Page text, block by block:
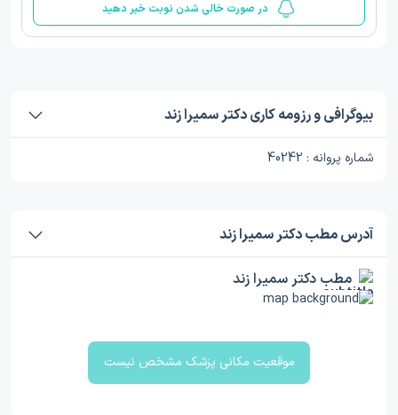
در صورت خالی شدن نوبت خبر دهید
بیوگرافی و رزومه کاری دکتر سمیرا زند
شماره پروانه : 40242
آدرس مطب دکتر سمیرا زند
مطب دکتر سمیرا زند
موقعیت مکانی پزشک مشخص نیست